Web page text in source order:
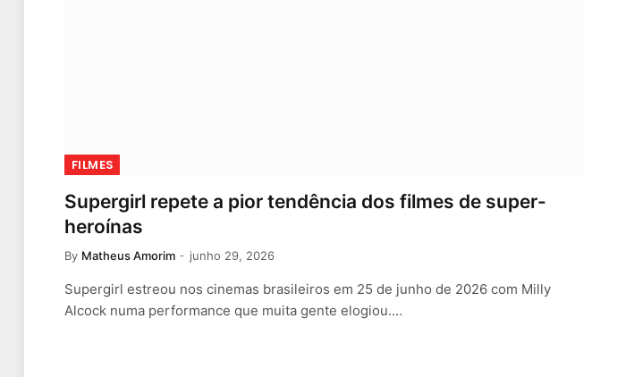
FILMES
Supergirl repete a pior tendência dos filmes de super-
heroínas
By Matheus Amorim junho 29, 2026
Supergirl estreou nos cinemas brasileiros em 25 de junho de 2026 com Milly
Alcock numa performance que muita gente elogiou.…